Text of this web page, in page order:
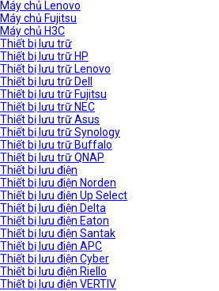
Máy chủ Lenovo
Máy chủ Fujitsu
Máy chủ H3C
Thiết bị lưu trữ
Thiết bị lưu trữ HP
Thiết bị lưu trữ Lenovo
Thiết bị lưu trữ Dell
Thiết bị lưu trữ Fujitsu
Thiết bị lưu trữ NEC
Thiết bị lưu trữ Asus
Thiết bị lưu trữ Synology
Thiết bị lưu trữ Buffalo
Thiết bị lưu trữ QNAP
Thiết bị lưu điện
Thiết bị lưu điện Norden
Thiết bị lưu điện Up Select
Thiết bị lưu điện Delta
Thiết bị lưu điện Eaton
Thiết bị lưu điện Santak
Thiết bị lưu điện APC
Thiết bị lưu điện Cyber
Thiết bị lưu điện Riello
Thiết bị lưu điện VERTIV